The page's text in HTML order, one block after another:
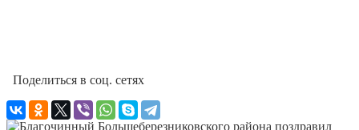
Поделиться в соц. сетях